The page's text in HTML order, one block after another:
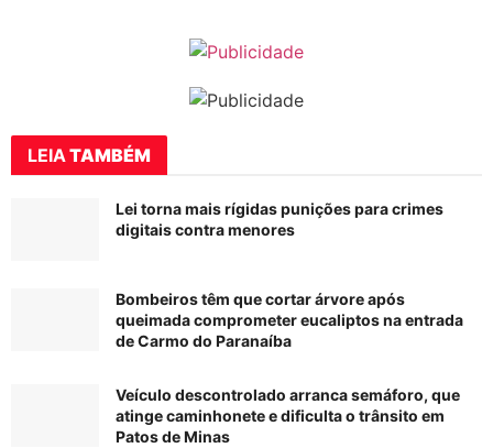
LEIA TAMBÉM
Lei torna mais rígidas punições para crimes
digitais contra menores
Bombeiros têm que cortar árvore após
queimada comprometer eucaliptos na entrada
de Carmo do Paranaíba
Veículo descontrolado arranca semáforo, que
atinge caminhonete e dificulta o trânsito em
Patos de Minas